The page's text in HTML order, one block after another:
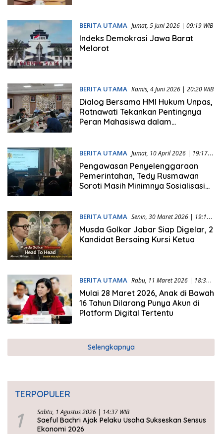
BERITA UTAMA Jumat, 5 Juni 2026 | 09:19 WIB
Indeks Demokrasi Jawa Barat
Melorot
BERITA UTAMA Kamis, 4 Juni 2026 | 20:20 WIB
Dialog Bersama HMI Hukum Unpas,
Ratnawati Tekankan Pentingnya
Peran Mahasiswa dalam
BERITA UTAMA Jumat, 10 April 2026 | 19:17
WIB
Pengawasan Penyelenggaraan
Pemerintahan, Tedy Rusmawan
Soroti Masih Minimnya Sosialisasi
BERITA UTAMA Senin, 30 Maret 2026 | 19:17
WIB
Musda Golkar Jabar Siap Digelar, 2
Kandidat Bersaing Kursi Ketua
BERITA UTAMA Rabu, 11 Maret 2026 | 18:34
WIB
Mulai 28 Maret 2026, Anak di Bawah
16 Tahun Dilarang Punya Akun di
Platform Digital Tertentu
Selengkapnya
TERPOPULER
1 Sabtu, 1 Agustus 2026 | 14:37 WIB
Saeful Bachri Ajak Pelaku Usaha Sukseskan Sensus
Ekonomi 2026